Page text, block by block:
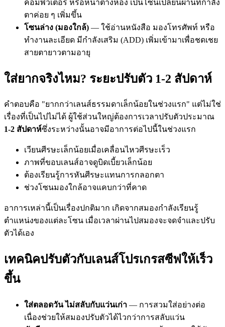
คอมพิวเตอร์ หรือหน้าต่างห้อง เป็นโซนเปลี่ยนผ่านที่กำลัง
ตาค่อย ๆ เพิ่มขึ้น
โซนล่าง (มองใกล้) — ใช้อ่านหนังสือ มองโทรศัพท์ หรือ
ทำงานละเอียด มีกำลังเสริม (ADD) เพิ่มเข้ามาเพื่อชดเชย
สายตายาวตามอายุ
ใส่ยากจริงไหม? ระยะปรับตัว 1-2 สัปดาห์
คำตอบคือ "ยากกว่าเลนส์ธรรมดาเล็กน้อยในช่วงแรก" แต่ไม่ใช่
เรื่องที่เป็นไปไม่ได้ ผู้ใช้ส่วนใหญ่ต้องการเวลาปรับตัวประมาณ
1-2 สัปดาห์ซึ่งระหว่างนั้นอาจมีอาการต่อไปนี้ในช่วงแรก
เวียนศีรษะเล็กน้อยเมื่อเคลื่อนไหวศีรษะเร็ว
ภาพที่ขอบเลนส์อาจดูบิดเบี้ยวเล็กน้อย
ต้องเรียนรู้การหันศีรษะแทนการกลอกตา
ช่วงโซนมองใกล้อาจแคบกว่าที่คาด
อาการเหล่านี้เป็นเรื่องปกติมาก เกิดจากสมองกำลังเรียนรู้
ตำแหน่งของแต่ละโซน เมื่อเวลาผ่านไปสมองจะจดจำและปรับ
ตัวได้เอง
เทคนิคปรับตัวกับเลนส์โปรเกรสซีฟให้เร็ว
ขึ้น
ใส่ตลอดวัน ไม่สลับกับแว่นเก่า — การสวมใส่อย่างต่อ
เนื่องช่วยให้สมองปรับตัวได้ไวกว่าการสลับแว่น